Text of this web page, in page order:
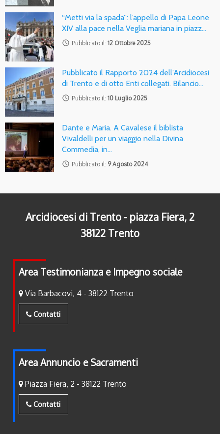
“Metti via la spada”: l’appello di Papa Leone
XIV alla pace nella Veglia mariana in piazz…
access_time Pubblicato il: 12 Ottobre 2025
Pubblicato il Rapporto 2024 dell’Arcidiocesi
di Trento e di otto Enti collegati. Bilancio…
access_time Pubblicato il: 10 Luglio 2025
Dante e Maria. A Cavalese il biblista
Vivaldelli per un viaggio nella Divina
Commedia, in…
access_time Pubblicato il: 9 Agosto 2024
Arcidiocesi di Trento - piazza Fiera, 2
38122 Trento
Area Testimonianza e Impegno sociale
Via Barbacovi, 4 - 38122 Trento
Contatti
Area Annuncio e Sacramenti
Piazza Fiera, 2 - 38122 Trento
Contatti